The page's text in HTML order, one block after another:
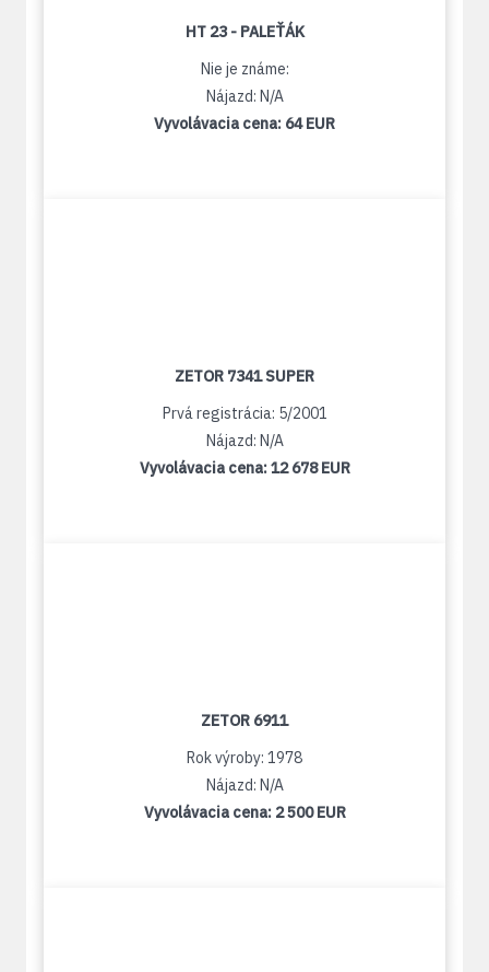
HT 23 - PALEŤÁK
Nie je známe:
Nájazd: N/A
Vyvolávacia cena: 64 EUR
ZETOR 7341 SUPER
Prvá registrácia: 5/2001
Nájazd: N/A
Vyvolávacia cena:12 678 EUR
ZETOR 6911
Rok výroby: 1978
Nájazd: N/A
Vyvolávacia cena: 2 500 EUR